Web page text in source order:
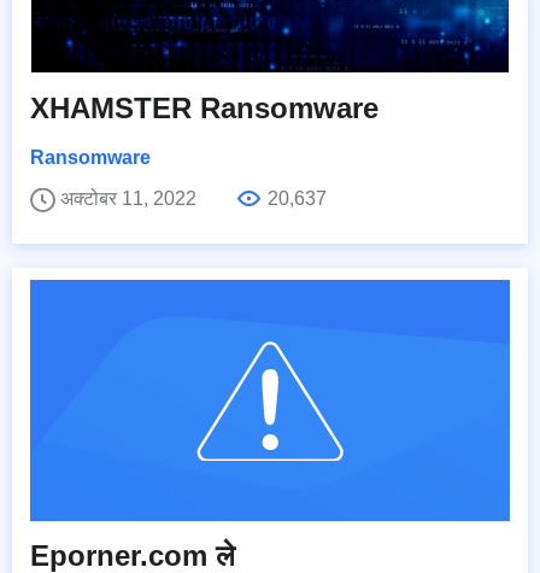
XHAMSTER Ransomware
Ransomware
अक्टोबर 11, 2022
20,637
Eporner.com ले